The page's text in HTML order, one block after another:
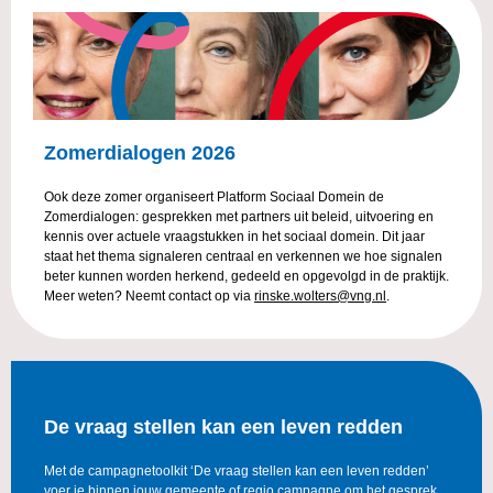
Zomerdialogen 2026
Ook deze zomer organiseert Platform Sociaal Domein de
Zomerdialogen: gesprekken met partners uit beleid, uitvoering en
kennis over actuele vraagstukken in het sociaal domein. Dit jaar
staat het thema signaleren centraal en verkennen we hoe signalen
beter kunnen worden herkend, gedeeld en opgevolgd in de praktijk.
Meer weten? Neemt contact op via rinske.wolters@vng.nl .
De vraag stellen kan een leven redden
Met de campagnetoolkit ‘De vraag stellen kan een leven redden’